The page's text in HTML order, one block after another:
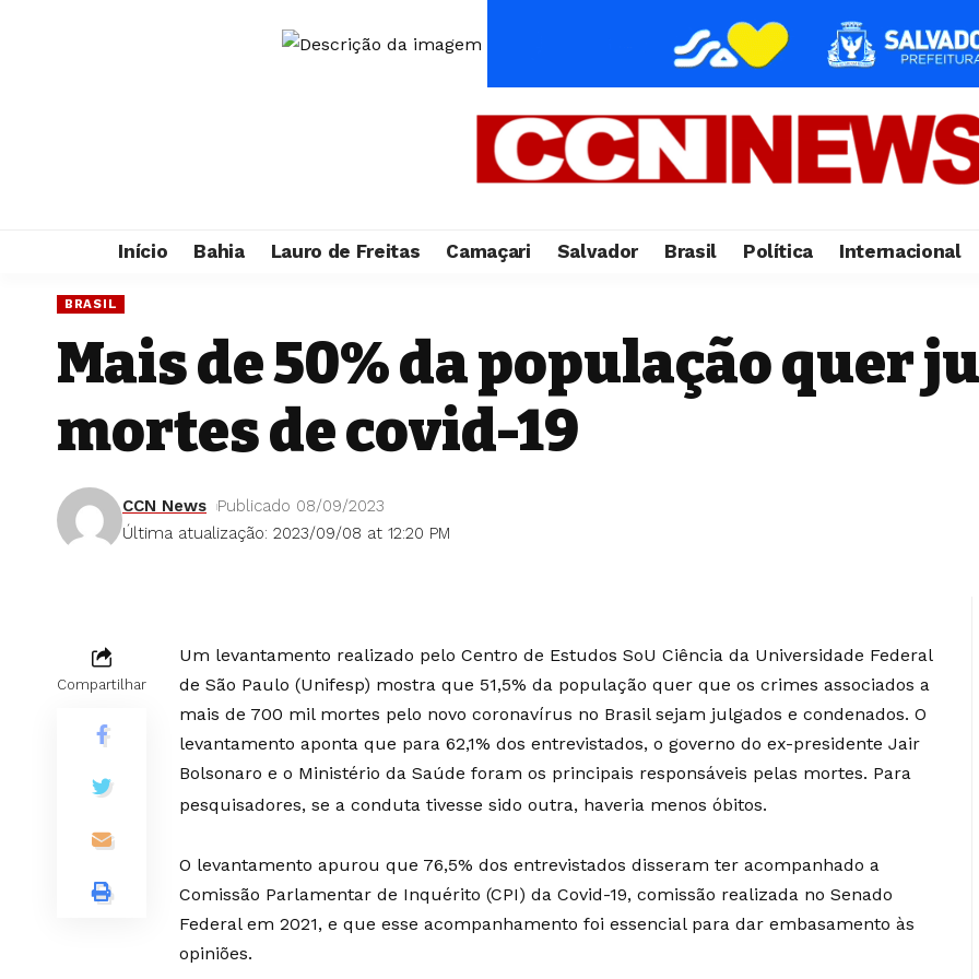
Início Bahia Lauro de Freitas Camaçari Salvador Brasil Política Internacional
BRASIL
Mais de 50% da população quer
mortes de covid-19
Última atualização: 2023/09/08 at 12:20 PM
CCN News Publicado 08/09/2023
Compartilhar
Um levantamento realizado pelo Centro de Estudos SoU Ciência da Universidade Federal
de São Paulo (Unifesp) mostra que 51,5% da população quer que os crimes associados a
mais de 700 mil mortes pelo novo coronavírus no Brasil sejam julgados e condenados. O
levantamento aponta que para 62,1% dos entrevistados, o governo do ex-presidente Jair
Bolsonaro e o Ministério da Saúde foram os principais responsáveis pelas mortes. Para
pesquisadores, se a conduta tivesse sido outra, haveria menos óbitos.
O levantamento apurou que 76,5% dos entrevistados disseram ter acompanhado a
Comissão Parlamentar de Inquérito (CPI) da Covid-19, comissão realizada no Senado
Federal em 2021, e que esse acompanhamento foi essencial para dar embasamento às
opiniões.